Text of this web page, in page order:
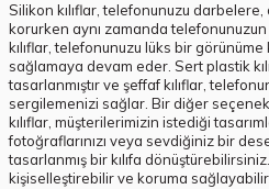
Silikon kılıflar, telefonunuzu
korurken aynı zamanda telefonunuzun
kılıflar, telefonunuzu lüks bir
sağlamaya devam eder. Sert plastik
tasarlanmıştır ve şeffaf kılıflar,
sergilemenizi sağlar. Bir diğer seçenek
kılıflar, müşterilerimizin istediği
fotoğraflarınızı veya sevdiğiniz bir
tasarlanmış bir kılıfa
kişiselleştirebilir ve koruma